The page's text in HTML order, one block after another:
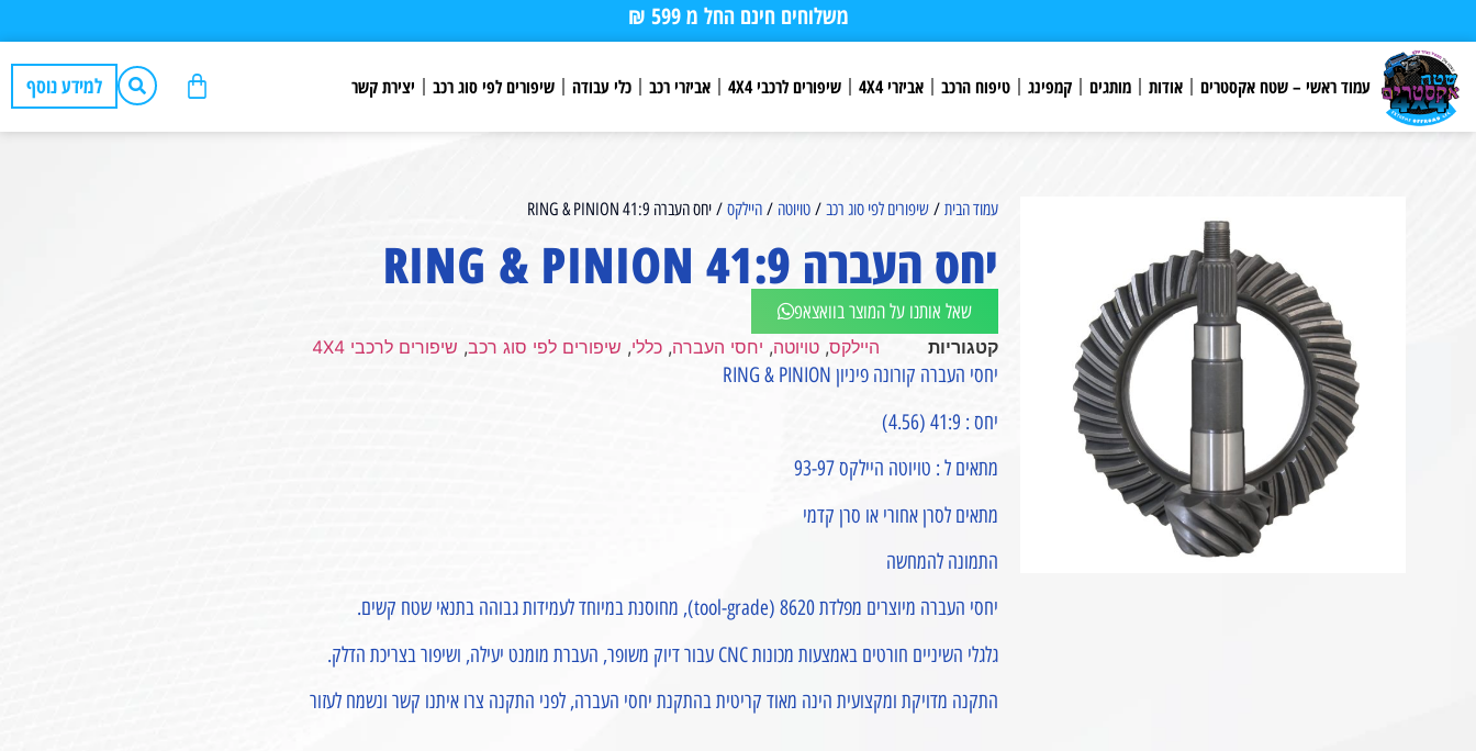
משלוחים חינם החל מ 599 ₪
עמוד ראשי – שטח אקסטרים אודות מותגים קמפינג טיפוח הרכב אביזרי 4X4 שיפורים לרכבי 4X4 אביזרי רכב כלי עבודה שיפורים לפי סוג רכב יצירת קשר למידע נוסף
עמוד הבית/ שיפורים לפי סוג רכב/ טויוטה / היילקס/ יחס העברה 41:9 RING & PINION
יחס העברה 41:9 RING & PINION
שאל אותנו על המוצר בוואצאפ
קטגוריות היילקס, טויוטה, יחסי העברה, כללי, שיפורים לפי סוג רכב, שיפורים לרכבי 4X4
יחסי העברה קורונה פיניון RING & PINION
יחס : 41:9 (4.56)
מתאים ל : טויוטה היילקס 93-97
מתאים לסרן אחורי או סרן קדמי
התמונה להמחשה
יחסי העברה מיוצרים מפלדת 8620 (tool-grade), מחוסנת במיוחד לעמידות גבוהה בתנאי שטח קשים.
גלגלי השיניים חורטים באמצעות מכונות CNC עבור דיוק משופר, העברת מומנט יעילה, ושיפור בצריכת הדלק.
התקנה מדויקת ומקצועית הינה מאוד קריטית בהתקנת יחסי העברה, לפני התקנה צרו איתנו קשר ונשמח לעזור